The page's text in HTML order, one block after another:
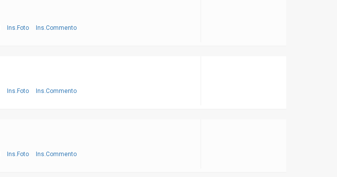
Ins.Foto Ins.Commento
Ins.Foto Ins.Commento
Ins.Foto Ins.Commento